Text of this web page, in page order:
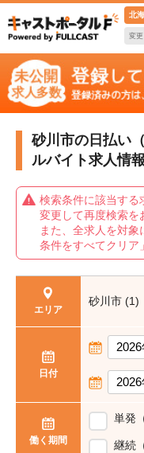
北
変更
砂川市の日払い
ルバイト求人情報
検索条件に該当する
変更して再度検索を
また、全求人を対
条件をすべてクリア
エリア
砂川市 (1)
日付
働く期間
単発
継続